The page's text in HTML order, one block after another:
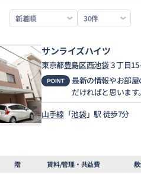
サンライズハイツ
東京都豊島区西池袋３丁目
最新の情報やお部
だければと思います。
山手線「池袋」駅 徒歩7分
階 賃料/管理・共益費